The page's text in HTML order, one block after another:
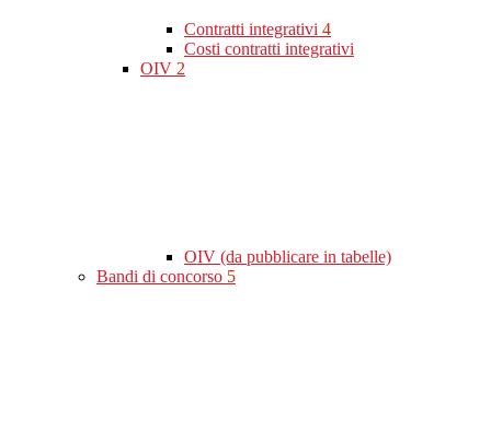
Contratti integrativi 4
Costi contratti integrativi
OIV 2
OIV (da pubblicare in tabelle)
Bandi di concorso 5